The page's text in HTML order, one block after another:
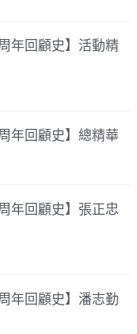
年回顧史】活動精
年回顧史】總精華
年回顧史】張正忠
年回顧史】潘志勤